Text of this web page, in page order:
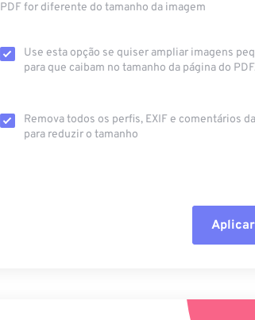
PDF for diferente do tamanho da imagem
Use esta opção se quiser ampliar imagens
para que caibam no tamanho da página do
Remova todos os perfis, EXIF ​​e comentários
para reduzir o tamanho
Aplicar a partir